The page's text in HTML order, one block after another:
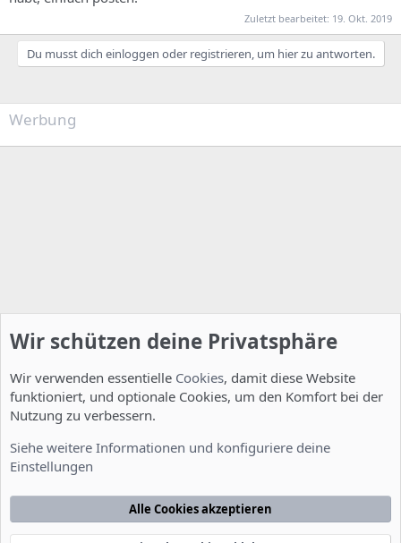
Zuletzt bearbeitet: 19. Okt. 2019
Du musst dich einloggen oder registrieren, um hier zu antworten.
Werbung
Nutzungsbedingungen Datenschutzerklärung
Startseite
Wir schützen deine Privatsphäre
Wir verwenden essentielle Cookies, damit diese Website
funktioniert, und optionale Cookies, um den Komfort bei der
Nutzung zu verbessern.
Siehe weitere Informationen und konfiguriere deine
Einstellungen
Alle Cookies akzeptieren